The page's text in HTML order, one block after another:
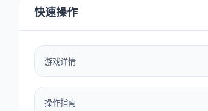
快速操作
游戏详情
操作指南